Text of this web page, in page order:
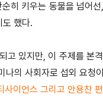
히 키우는 동물을 넘어
했다.
고 있지만, 이 주제를 본
나의 사회자로 섭외 요청
이언스 그리고 안용찬